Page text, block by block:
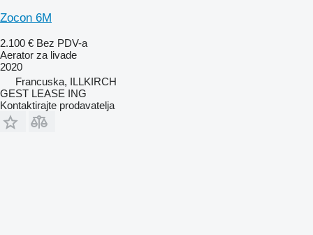
Zocon 6M
2.100 € Bez PDV-a
Aerator za livade
2020
Francuska, ILLKIRCH
GEST LEASE ING
Kontaktirajte prodavatelja